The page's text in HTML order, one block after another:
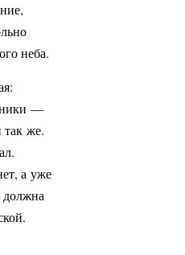
неба.
—
так же.
а уже
должна